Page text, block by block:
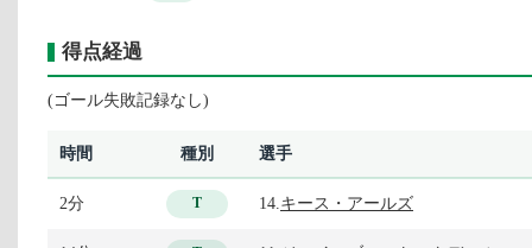
得点経過
(ゴール失敗記録なし)
時間 種別 選手
2分 T 14. キース・アールズ